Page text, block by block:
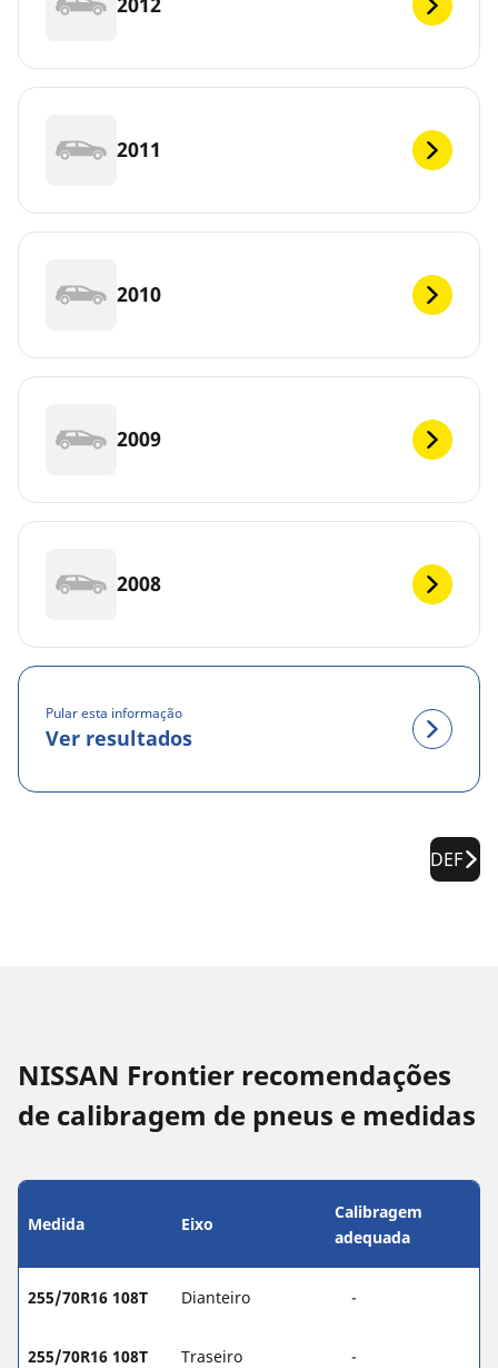
2011
2010
2009
2008
Pular esta informação
Ver resultados
DEF
NISSAN Frontier recomendações
de calibragem de pneus e medidas
Medida Eixo
Calibragem
adequada
255/70R16 108T Dianteiro -
255/70R16 108T Traseiro -